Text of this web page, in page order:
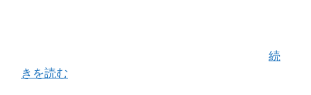
続
きを読む